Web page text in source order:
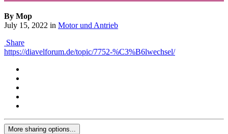
By Mop
July 15, 2022 in Motor und Antrieb
Share
https://diavelforum.de/topic/7752-%C3%B6lwechsel/
More sharing options...